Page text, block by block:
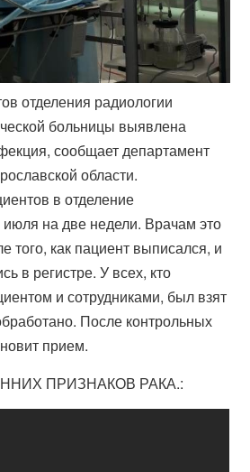
отделения радиологии
больницы выявлена
сообщает департамент
области.
в отделение
июля на две недели. Врачам это
того, как пациент выписался, и
в регистре. У всех, кто
и сотрудниками, был взят
После контрольных
прием.
ПРИЗНАКОВ РАКА.: